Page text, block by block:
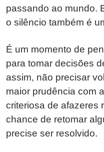
passando ao mundo.
o silêncio também é
É um momento de
para tomar decisões
assim, não precisar
maior prudência com
criteriosa de afazeres
chance de retomar
precise ser resolvido.